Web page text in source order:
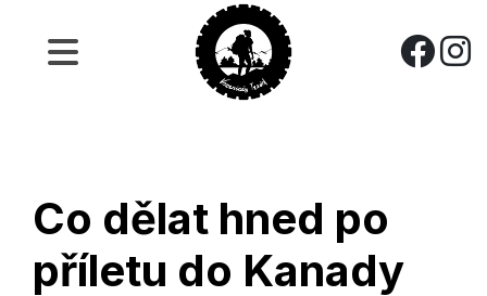
Co dělat hned po
příletu do Kanady